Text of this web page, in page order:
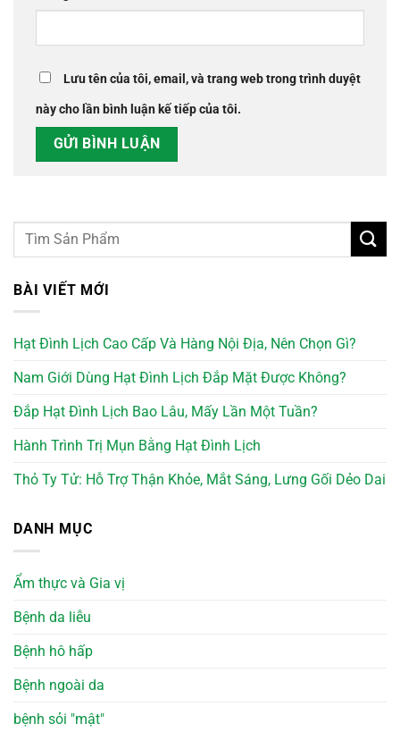
Lưu tên của tôi, email, và trang web trong trình duyệt
này cho lần bình luận kế tiếp của tôi.
BÀI VIẾT MỚI
Hạt Đình Lịch Cao Cấp Và Hàng Nội Địa, Nên Chọn Gì?
Nam Giới Dùng Hạt Đình Lịch Đắp Mặt Được Không?
Đắp Hạt Đình Lịch Bao Lâu, Mấy Lần Một Tuần?
Hành Trình Trị Mụn Bằng Hạt Đình Lịch
Thỏ Ty Tử: Hỗ Trợ Thận Khỏe, Mắt Sáng, Lưng Gối Dẻo Dai
DANH MỤC
Ẩm thực và Gia vị
Bệnh da liễu
Bệnh hô hấp
Bệnh ngoài da
bệnh sỏi "mật"